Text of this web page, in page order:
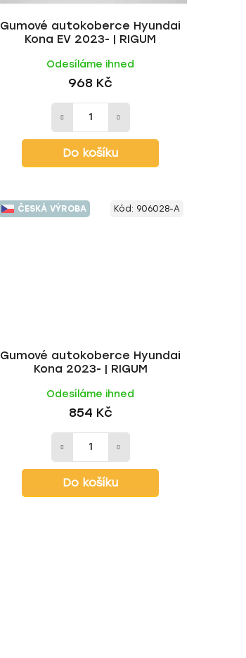
Gumové autokoberce Hyundai
Kona EV 2023- | RIGUM
Odesíláme ihned
968 Kč
Do košíku
ČESKÁ VÝROBA
Gumové autokoberce Hyundai
Kona 2023- | RIGUM
Odesíláme ihned
854 Kč
Do košíku
Kód: 906028-A